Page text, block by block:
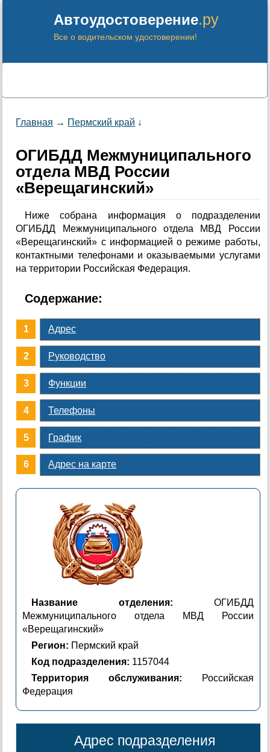
Автоудостоверение.ру
Все о водительском удостоверении!
Главная → Пермский край ↓
ОГИБДД Межмуниципального
отдела МВД России
«Верещагинский»
Ниже собрана информация о подразделении
ОГИБДД Межмуниципального отдела МВД России
«Верещагинский» с информацией о режиме работы,
контактными телефонами и оказываемыми услугами
на территории Российская Федерация.
Содержание:
Адрес
Руководство
Функции
Телефоны
График
Адрес на карте
Название отделения: ОГИБДД
Межмуниципального отдела МВД России
«Верещагинский»
Регион: Пермский край
Код подразделения: 1157044
Территория обслуживания: Российская
Федерация
Адрес подразделения